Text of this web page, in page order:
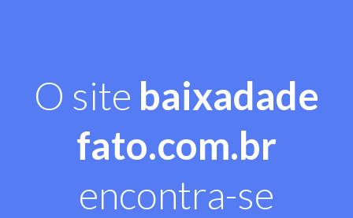
O site baixadade
fato.com.br
encontra-se